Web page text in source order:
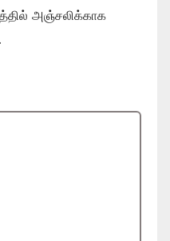
அஞ்சலிக்காக